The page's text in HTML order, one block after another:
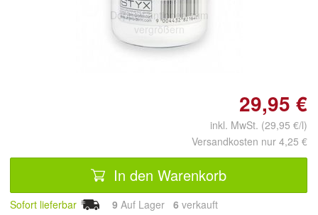
Doppelt antippen zum
vergrößern
29,95 €
inkl. MwSt. (29,95 €/l)
Versandkosten nur 4,25 €
In den Warenkorb
Sofort lieferbar 9 Auf Lager 6 verkauft